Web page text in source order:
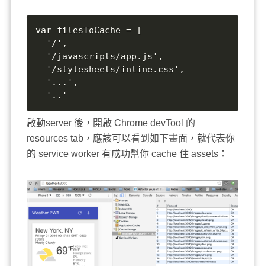
var filesToCache = [
  '/',
  '/javascripts/app.js',
  '/stylesheets/inline.css',
  '...',
  '..'
啟動server 後，開啟 Chrome devTool 的
resources tab，應該可以看到如下畫面，就代表你
的 service worker 有成功幫你 cache 住 assets：